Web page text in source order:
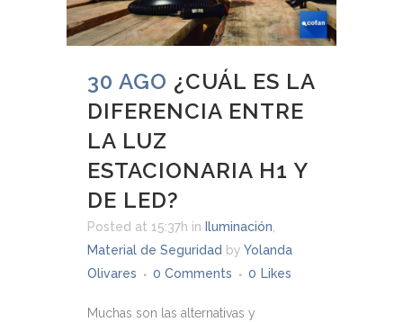
30 AGO ¿CUÁL ES LA
DIFERENCIA ENTRE
LA LUZ
ESTACIONARIA H1 Y
DE LED?
Posted at 15:37h in Iluminación
Material de Seguridad by Yolanda
Olivares
0 Comments 0 Likes
Muchas son las alternativas y